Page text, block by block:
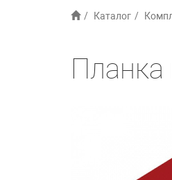
Каталог
Планка